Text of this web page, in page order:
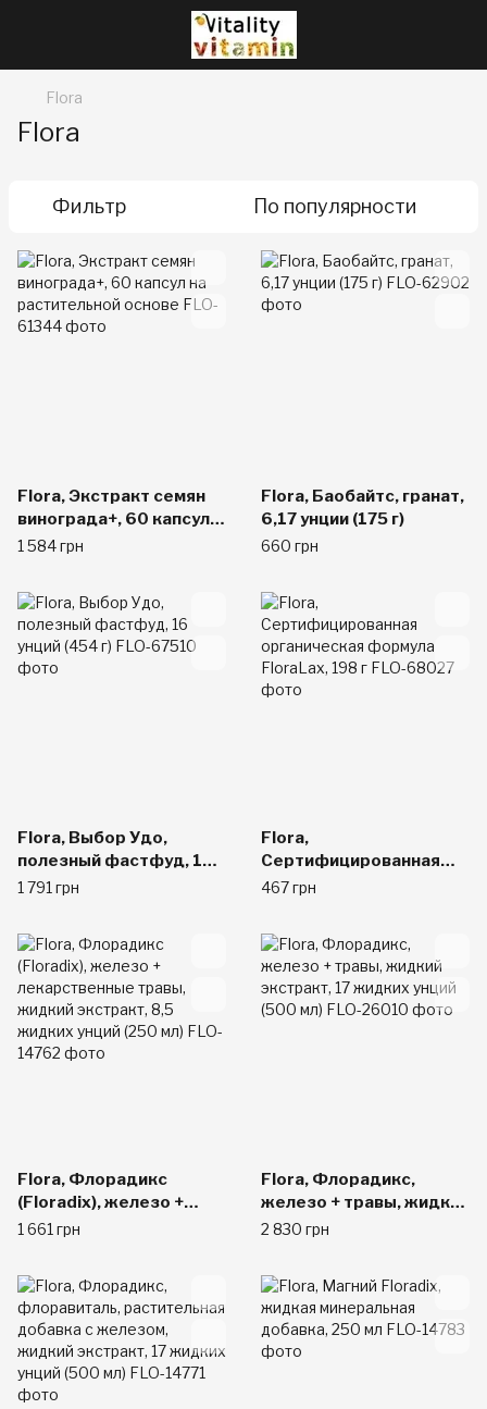
Flora
Flora
Фильтр По популярности
Flora, Экстракт семян
винограда+, 60 капсул
на растительной основе
1 584 грн
Flora, Баобайтс, гранат,
6,17 унции (175 г)
660 грн
Flora, Выбор Удо,
полезный фастфуд, 16
унций (454 г)
1 791 грн
Flora,
Сертифицированная
органическая формула
467 грн
Flora, Флорадикс
(Floradix), железо +
лекарственные травы,
жидких унций (250 мл)
1 661 грн
Flora, Флорадикс,
железо + травы, жидкий
экстракт, 17 жидких
2 830 грн